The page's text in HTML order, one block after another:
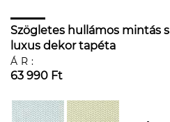
Szögletes hullámos mintás
luxus dekor tapéta
ÁR:
63 990 Ft